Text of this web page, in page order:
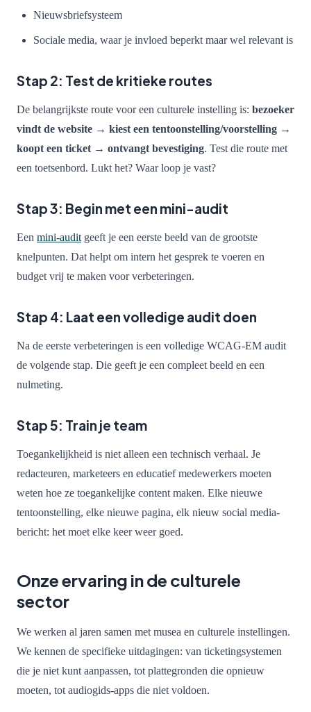
Nieuwsbriefsysteem
Sociale media, waar je invloed beperkt maar wel relevant is
Stap 2: Test de kritieke routes
De belangrijkste route voor een culturele instelling is: bezoeker
vindt de website → kiest een tentoonstelling/voorstelling →
koopt een ticket → ontvangt bevestiging. Test die route met
een toetsenbord. Lukt het? Waar loop je vast?
Stap 3: Begin met een mini-audit
Een mini-audit geeft je een eerste beeld van de grootste
knelpunten. Dat helpt om intern het gesprek te voeren en
budget vrij te maken voor verbeteringen.
Stap 4: Laat een volledige audit doen
Na de eerste verbeteringen is een volledige WCAG-EM audit
de volgende stap. Die geeft je een compleet beeld en een
nulmeting.
Stap 5: Train je team
Toegankelijkheid is niet alleen een technisch verhaal. Je
redacteuren, marketeers en educatief medewerkers moeten
weten hoe ze toegankelijke content maken. Elke nieuwe
tentoonstelling, elke nieuwe pagina, elk nieuw social media-
bericht: het moet elke keer weer goed.
Onze ervaring in de culturele
sector
We werken al jaren samen met musea en culturele instellingen.
We kennen de specifieke uitdagingen: van ticketingsystemen
die je niet kunt aanpassen, tot plattegronden die opnieuw
moeten, tot audiogids-apps die niet voldoen.